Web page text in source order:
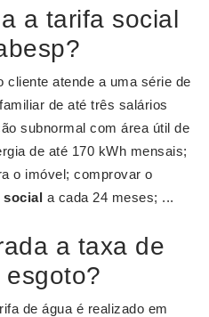
a tarifa social
cliente atende a uma série de
de até três salários
subnormal com área útil de
de até 170 kWh mensais;
o imóvel; comprovar o
social a cada 24 meses; ...
a taxa de
esgoto?
de água é realizado em